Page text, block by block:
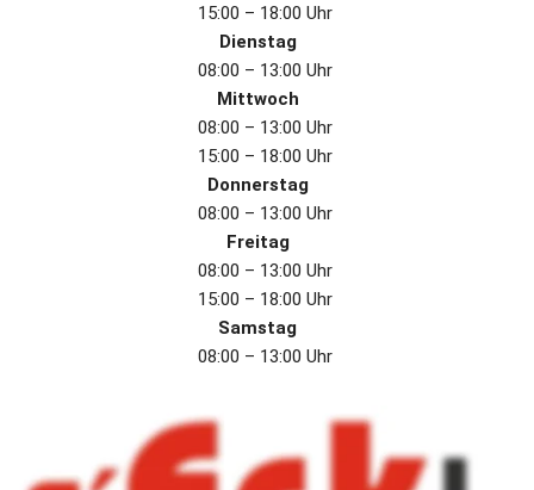
15:00 – 18:00 Uhr
Dienstag
08:00 – 13:00 Uhr
Mittwoch
08:00 – 13:00 Uhr
15:00 – 18:00 Uhr
Donnerstag
08:00 – 13:00 Uhr
Freitag
08:00 – 13:00 Uhr
15:00 – 18:00 Uhr
Samstag
08:00 – 13:00 Uhr
Liebe Kundschaft,